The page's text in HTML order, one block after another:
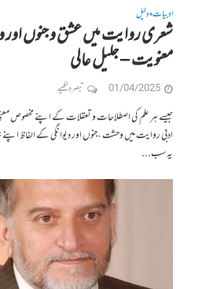
ادبیات•دلیل
شعری روایت میں عشق و جنوں
معنویت – جلیل عالی
01/04/2025 تبصرہ لکھیے
جیسے ہر علم کی اصطلاحات و تعقلات کے اپنے مخصوص
ادبی روایت میں وحشت ،جنوں اور دیوانگی کے الفاظ
یہ سب...